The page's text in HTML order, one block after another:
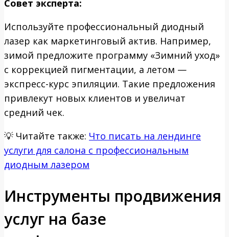
Совет эксперта:
Используйте профессиональный диодный
лазер как маркетинговый актив. Например,
зимой предложите программу «Зимний уход»
с коррекцией пигментации, а летом —
экспресс-курс эпиляции. Такие предложения
привлекут новых клиентов и увеличат
средний чек.
💡 Читайте также: Что писать на лендинге
услуги для салона с профессиональным
диодным лазером
Инструменты продвижения
услуг на базе